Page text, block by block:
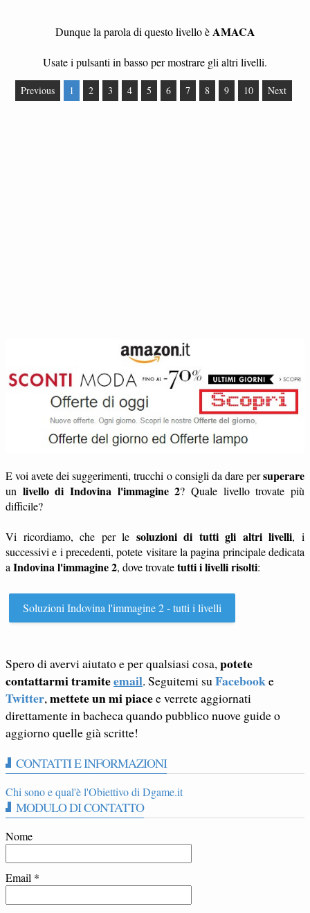
Dunque la parola di questo livello èAMACA
Usate i pulsanti in basso per mostrare gli altri livelli.
Previous 1 2 3 4 5 6 7 8 9 10 Next
E voi avete dei suggerimenti, trucchi o consigli da dare persuperare
un livello di Indovina l'immagine 2? Quale livello trovate più
difficile?
Vi ricordiamo, che per le soluzioni di tutti gli altri livelli, i
successivi e i precedenti, potete visitare la pagina principale dedicata
a Indovina l'immagine 2, dove trovatetutti i livelli risolti:
Soluzioni Indovina l'immagine 2 - tutti i livelli
Spero di avervi aiutato e per qualsiasi cosa, potete
contattarmi tramiteemail. Seguitemi su Facebooke
Twitter, mettete un mi piacee verrete aggiornati
direttamente in bacheca quando pubblico nuove guide o
aggiorno quelle già scritte!
CONTATTI E INFORMAZIONI
Chi sono e qual'è l'Obiettivo di Dgame.it
MODULO DI CONTATTO
Nome
Email *